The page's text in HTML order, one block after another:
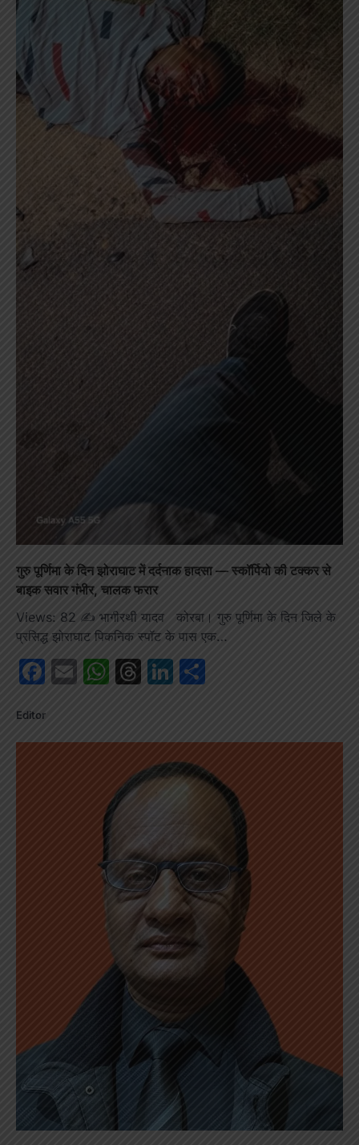
गुरु पूर्णिमा के दिन झोराघाट में दर्दनाक हादसा — स्कॉर्पियो की टक्कर से
बाइक सवार गंभीर, चालक फरार
Views: 82 ✍️ भागीरथी यादव कोरबा। गुरु पूर्णिमा के दिन जिले के
प्रसिद्ध झोराघाट पिकनिक स्पॉट के पास एक…
Facebook
EmailWhatsApp
Threads
LinkedIn
Editor